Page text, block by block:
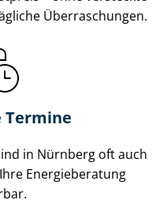
Überraschungen.
Termine
in Nürnberg oft auch
Energieberatung